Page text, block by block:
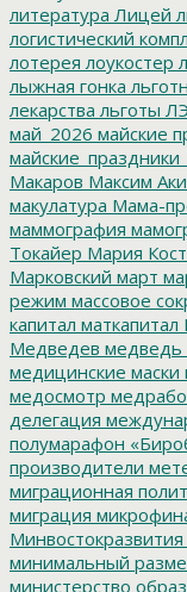
литература Лицей
логистический
лотерея лоукостер
лыжная гонка
лекарства льготы
май_2026 майские
Макаров Максим
макулатура Мама-
маммография
Токайер Мария
Марковский март
режим массовое
капитал маткапитал
Медведев медведь
медицинские маски
медосмотр
делегация
полумарафон
производители
миграционная
миграция
Минвостокразвития
минимальный
министерство